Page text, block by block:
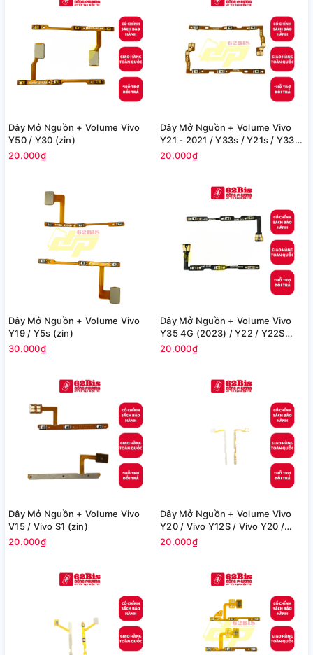
Dây Mở Nguồn + Volume Vivo
Y50 / Y30 (zin)
20.000₫
Dây Mở Nguồn + Volume Vivo
Y21 - 2021 / Y33s / Y21s / Y33T
/ Y55s / Y30 5g (zin)
20.000₫
Dây Mở Nguồn + Volume Vivo
Y19 / Y5s (zin)
30.000₫
Dây Mở Nguồn + Volume Vivo
Y35 4G (2023) / Y22 / Y22S
(Zin)
20.000₫
Dây Mở Nguồn + Volume Vivo
V15 / Vivo S1 (zin)
20.000₫
Dây Mở Nguồn + Volume Vivo
Y20 / Vivo Y12S / Vivo Y20 /
Vivo Y20i (zin)
20.000₫